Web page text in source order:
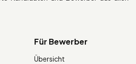
Für Bewerber
Übersicht